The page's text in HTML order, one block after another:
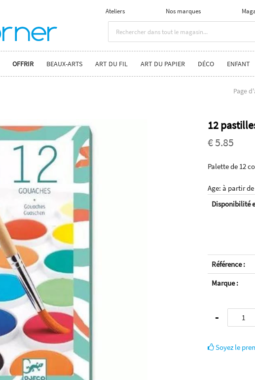
Ateliers Nos marques
OFFRIR BEAUX-ARTS ART DU FIL ART DU PAPIER DÉCO ENFANT
Page
12
€ 5.85
Palette de 12
Age: à partir de
Disponibilité
Référence :
Marque :
-
Soyez le